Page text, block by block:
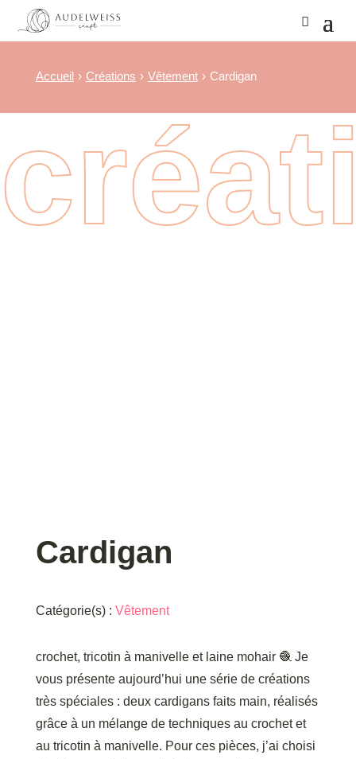
Accueil Créations Vêtement Cardigan
Cardigan
Catégorie(s) : Vêtement
crochet, tricotin à manivelle et laine mohair 🧶 Je
vous présente aujourd’hui une série de créations
très spéciales : deux cardigans faits main, réalisés
grâce à un mélange de techniques au crochet et
au tricotin à manivelle. Pour ces pièces, j’ai choisi